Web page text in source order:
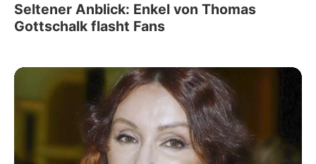
Seltener Anblick: Enkel von Thomas
Gottschalk flasht Fans